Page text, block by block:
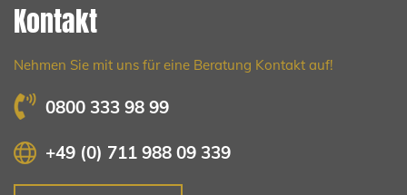
Kontakt
Nehmen Sie mit uns für eine Beratung Kontakt auf!
0800 333 98 99
+49 (0) 711 988 09 339